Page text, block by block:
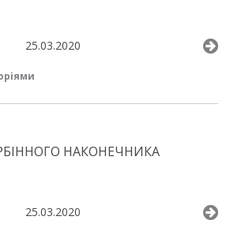
25.03.2020
НАКОНЕЧНИКА
25.03.2020